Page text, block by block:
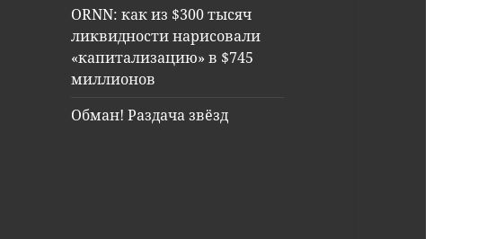
ORNN: как из $300 тысяч
ликвидности нарисовали
«капитализацию» в $745
миллионов
Обман! Раздача звёзд